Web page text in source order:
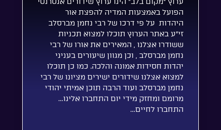
הפועל באמצעות המדיה להפצת אור
היהדות על פי דרכו של רבי נחמן מברסלב
זי”ע באתר הערוץ תוכלו למצוא תכניות
ששודרו אצלנו , המאירים את אורו של רבי
נחמן מברסלב , וכן מגוון שיעורים בעניני
יהדות חסידות אמונה והלכה. כמו כן תוכלו
למצוא אצלנו שידורים ישירים מציונו של רבי
נחמן מברסלב ועוד הרבה תוכן אמיתי יהודי
מרומם ומחזק מידי יום התחברו אלינו…
התחברו לחיים…